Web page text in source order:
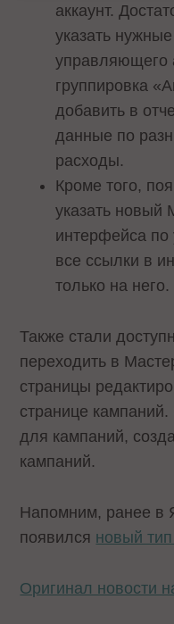
аккаунт.
указать
управляющего
группировка
добавить в
данные по
расходы.
Кроме того,
указать новый
интерфейса
все ссылки в
только на него.
Также стали
переходить в
страницы
странице
для кампаний,
кампаний.
Напомним, ранее в
появился новый
Оригинал новости